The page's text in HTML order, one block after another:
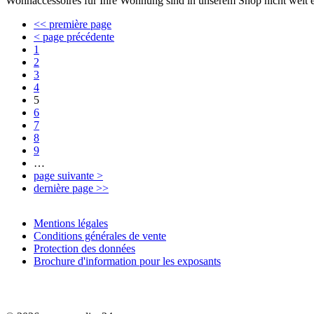
<< première page
< page précédente
1
2
3
4
5
6
7
8
9
…
page suivante >
dernière page >>
Mentions légales
Conditions générales de vente
Protection des données
Brochure d'information pour les exposants